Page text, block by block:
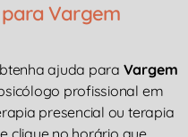
Vargem
ajuda para Vargem
profissional em
presencial ou terapia